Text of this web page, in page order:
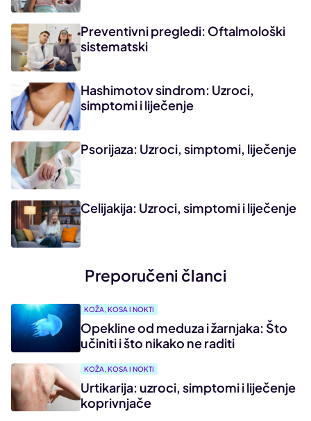
Preventivni pregledi: Oftalmološki
sistematski
Hashimotov sindrom: Uzroci,
simptomi i liječenje
Psorijaza: Uzroci, simptomi, liječenje
Celijakija: Uzroci, simptomi i liječenje
Preporučeni članci
KOŽA, KOSA I NOKTI
Opekline od meduza i žarnjaka: Što
učiniti i što nikako ne raditi
KOŽA, KOSA I NOKTI
Urtikarija: uzroci, simptomi i liječenje
koprivnjače